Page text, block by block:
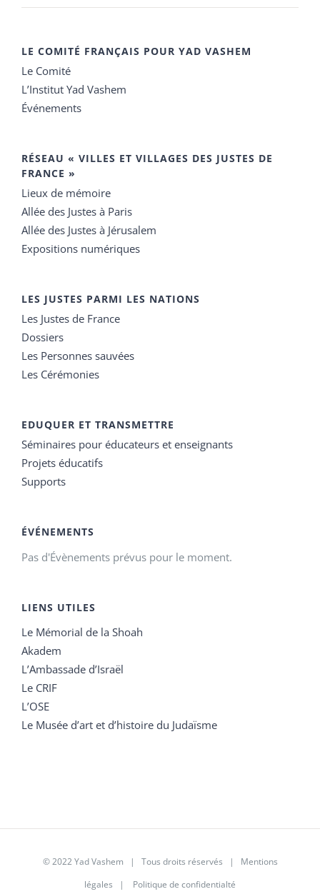
LE COMITÉ FRANÇAIS POUR YAD VASHEM
Le Comité
L’Institut Yad Vashem
Événements
RÉSEAU « VILLES ET VILLAGES DES JUSTES DE
FRANCE »
Lieux de mémoire
Allée des Justes à Paris
Allée des Justes à Jérusalem
Expositions numériques
LES JUSTES PARMI LES NATIONS
Les Justes de France
Dossiers
Les Personnes sauvées
Les Cérémonies
EDUQUER ET TRANSMETTRE
Séminaires pour éducateurs et enseignants
Projets éducatifs
Supports
ÉVÉNEMENTS
Pas d'Évènements prévus pour le moment.
LIENS UTILES
Le Mémorial de la Shoah
Akadem
L’Ambassade d’Israël
Le CRIF
L’OSE
Le Musée d’art et d’histoire du Judaïsme
© 2022 Yad Vashem | Tous droits réservés | Mentions
légales | Politique de confidentialté